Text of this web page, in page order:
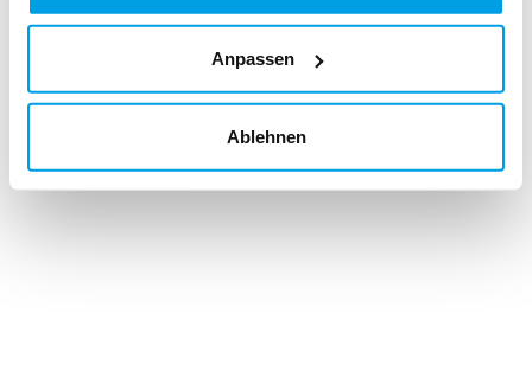
Anpassen
Ablehnen